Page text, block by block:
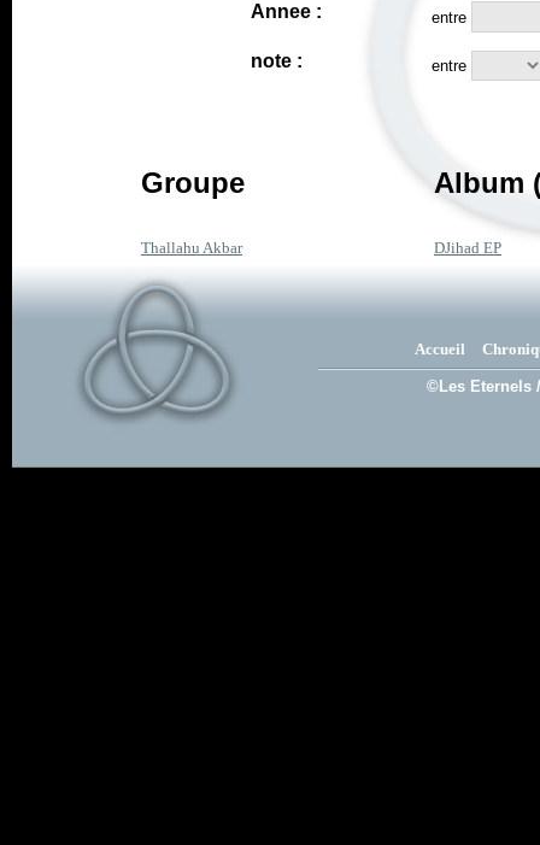
Annee : entre
note : entre
Groupe Album
Thallahu Akbar DJihad EP
Accueil
©Les Eternels